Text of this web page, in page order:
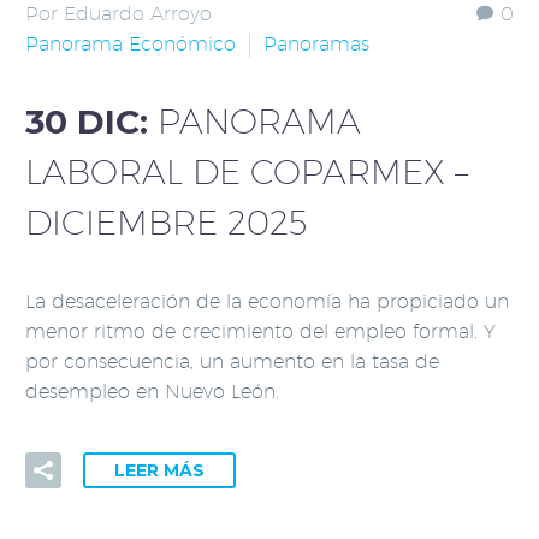
0
Por Eduardo Arroyo
Panorama Económico
Panoramas
30 DIC: PANORAMA
LABORAL DE COPARMEX –
DICIEMBRE 2025
La desaceleración de la economía ha propiciado un
menor ritmo de crecimiento del empleo formal. Y
por consecuencia, un aumento en la tasa de
desempleo en Nuevo León.
LEER MÁS